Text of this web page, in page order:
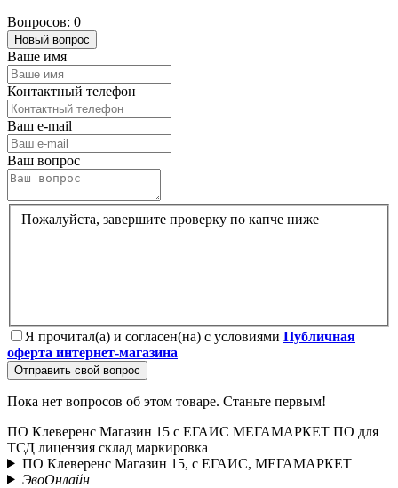
Вопросов: 0
Новый вопрос
Ваше имя
Контактный телефон
Ваш e-mail
Ваш вопрос
Пожалуйста, завершите проверку по капче ниже
Я прочитал(а) и согласен(на) с условиями Публичная
оферта интернет-магазина
Отправить свой вопрос
Пока нет вопросов об этом товаре. Станьте первым!
ПО Клеверенс Магазин 15 с ЕГАИС МЕГАМАРКЕТ ПО для
ТСД лицензия склад маркировка
ПО Клеверенс Магазин 15, с ЕГАИС, МЕГАМАРКЕТ
ЭвоОнлайн